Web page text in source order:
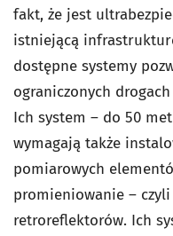
fakt, że jest
istniejącą
dostępne systemy
ograniczonych
Ich system – do 50
wymagają także
pomiarowych
promieniowanie – czyli
retroreflektorów. Ich